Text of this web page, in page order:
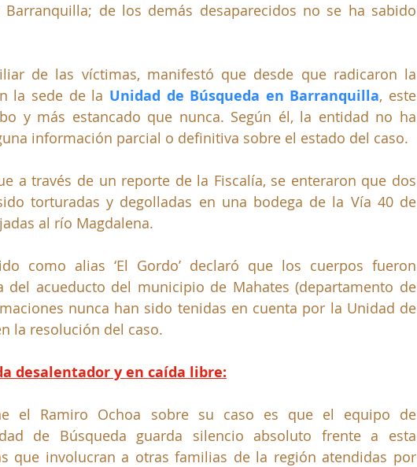
Barranquilla; de los demás desaparecidos no se ha sabido
de las víctimas, manifestó que desde que radicaron la
la sede de la Unidad de Búsqueda en Barranquilla, este
y más estancado que nunca. Según él, la entidad no ha
información parcial o definitiva sobre el estado del caso.
a través de un reporte de la Fiscalía, se enteraron que dos
torturadas y degolladas en una bodega de la Vía 40 de
al río Magdalena.
como alias ‘El Gordo’ declaró que los cuerpos fueron
del acueducto del municipio de Mahates (departamento de
nunca han sido tenidas en cuenta por la Unidad de
la resolución del caso.
desalentador y en caída libre:
el Ramiro Ochoa sobre su caso es que el equipo de
de Búsqueda guarda silencio absoluto frente a esta
que involucran a otras familias de la región atendidas por